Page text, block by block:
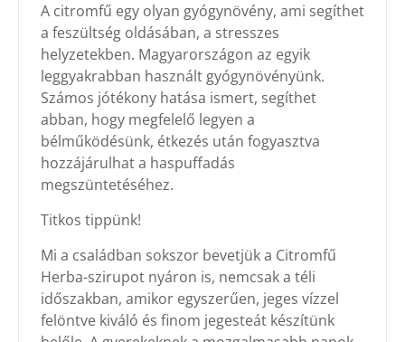
A citromfű egy olyan gyógynövény, ami segíthet
a feszültség oldásában, a stresszes
helyzetekben. Magyarországon az egyik
leggyakrabban használt gyógynövényünk.
Számos jótékony hatása ismert, segíthet
abban, hogy megfelelő legyen a
bélműködésünk, étkezés után fogyasztva
hozzájárulhat a haspuffadás
megszüntetéséhez.
Titkos tippünk!
Mi a családban sokszor bevetjük a Citromfű
Herba-szirupot nyáron is, nemcsak a téli
időszakban, amikor egyszerűen, jeges vízzel
felöntve kiváló és finom jegesteát készítünk